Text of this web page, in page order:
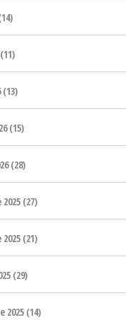
(11)
(13)
(15)
(28)
(27)
(21)
(29)
2025 (14)